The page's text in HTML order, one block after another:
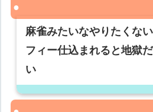
麻雀みたいなやりたくな
フィー仕込まれると地獄
い